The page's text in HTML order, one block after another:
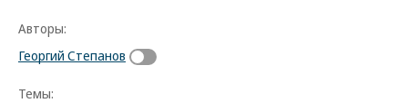
Авторы:
Георгий Степанов
Темы: